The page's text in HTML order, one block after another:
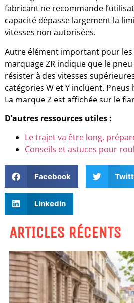
fabricant ne recommande
capacité dépasse largement la
vitesses non autorisées.
Autre élément important pour
marquage ZR indique que le
résister à des vitesses
catégories W et Y incluent.
La marque Z est affichée sur le
D’autres ressources utiles :
Le trajet va être long,
Conseils et astuces pour
Facebook
LinkedIn
ARTICLES RÉCENTS